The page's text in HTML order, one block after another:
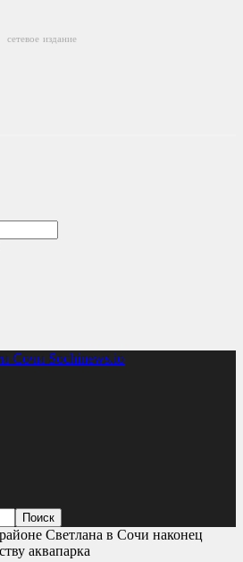
Сочи Sochinews.io
сетевое издание
Светлана в Сочи наконец
аквапарка